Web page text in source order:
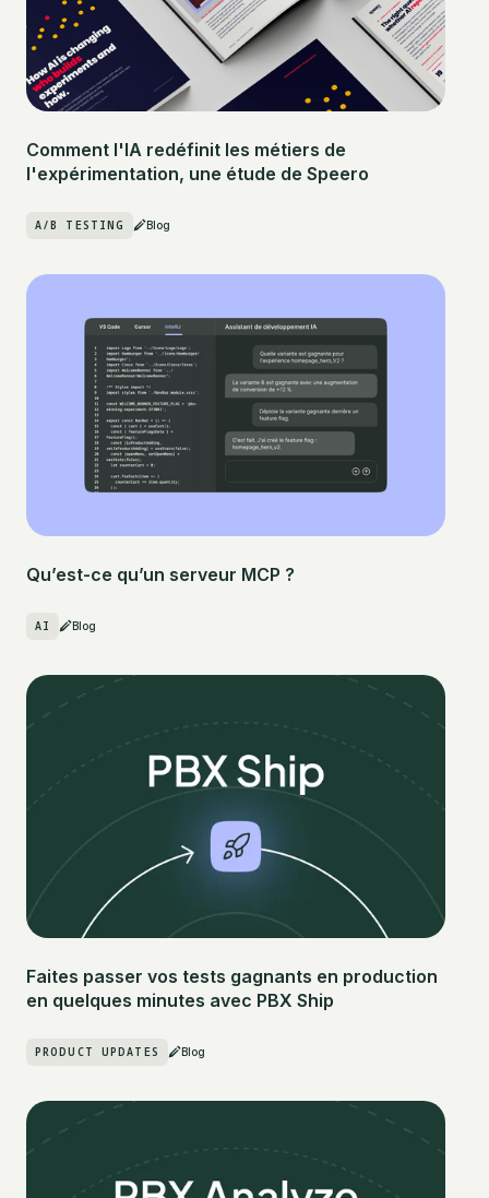
Comment l'IA redéfinit les métiers de
l'expérimentation, une étude de Speero
A/B TESTING Blog
Qu’est-ce qu’un serveur MCP ?
AI Blog
Faites passer vos tests gagnants en production
en quelques minutes avec PBX Ship
PRODUCT UPDATES Blog